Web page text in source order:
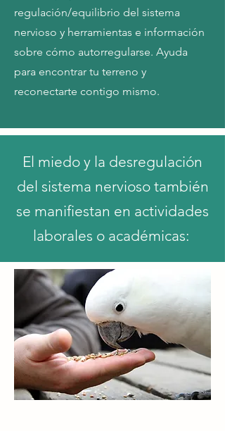
regulación/equilibrio del sistema
nervioso y herramientas e información
sobre cómo autorregularse. Ayuda
para encontrar tu terreno y
reconectarte contigo mismo.
El miedo y la desregulación
del sistema nervioso también
se manifiestan en actividades
laborales o académicas: